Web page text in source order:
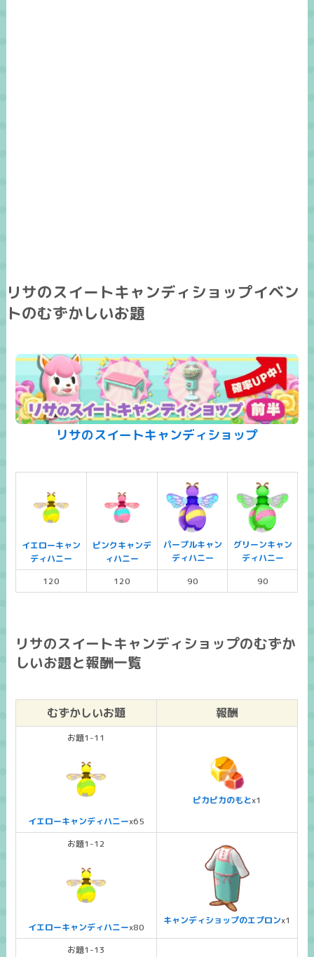
リサのスイートキャンディショップイベン
トのむずかしいお題
リサのスイートキャンディショップ
イエローキャン
ディハニー
ピンクキャンデ
ィハニー
パープルキャン
ディハニー
グリーンキャン
ディハニー
120
120 90 90
リサのスイートキャンディショップのむずか
しいお題と報酬一覧
むずかしいお題 報酬
お題1-11
イエローキャンディハニーx65
ピカピカのもとx1
お題1-12
イエローキャンディハニーx80
キャンディショップのエプロンx1
お題1-13